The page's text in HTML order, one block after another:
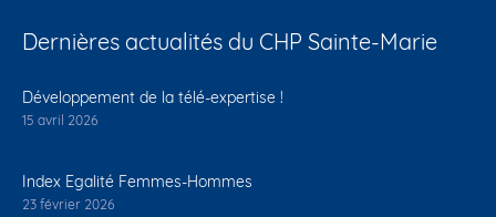
Dernières actualités du CHP Sainte-Marie
Développement de la télé-expertise !
15 avril 2026
Index Egalité Femmes-Hommes
23 février 2026